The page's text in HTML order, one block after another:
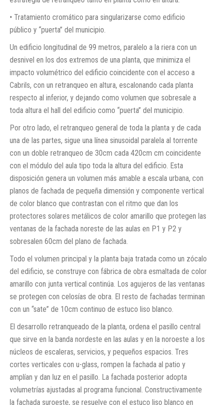
• Tratamiento cromático para singularizarse como edificio
público y “puerta” del municipio.
Un edificio longitudinal de 99 metros, paralelo a la riera con un
desnivel en los dos extremos de una planta, que minimiza el
impacto volumétrico del edificio coincidente con el acceso a
Cabrils, con un retranqueo en altura, escalonando cada planta
respecto al inferior, y dejando como volumen que sobresale a
toda altura el hall del edificio como “puerta” del municipio.
Por otro lado, el retranqueo general de toda la planta y de cada
una de las partes, sigue una línea sinusoidal paralela al torrente
con un doble retranqueo de 30cm cada 420cm cm coincidente
con el módulo del aula tipo toda la altura del edificio. Esta
disposición genera un volumen más amable a escala urbana, con
planos de fachada de pequeña dimensión y componente vertical
de color blanco que contrastan con el ritmo que dan los
protectores solares metálicos de color amarillo que protegen las
ventanas de la fachada noreste de las aulas en P1 y P2 y
sobresalen 60cm del plano de fachada.
Todo el volumen principal y la planta baja tratada como un zócalo
del edificio, se construye con fábrica de obra esmaltada de color
amarillo con junta vertical continúa. Los agujeros de las ventanas
se protegen con celosías de obra. El resto de fachadas terminan
con un “sate” de 10cm continuo de estuco liso blanco.
El desarrollo retranqueado de la planta, ordena el pasillo central
que sirve en la banda nordeste en las aulas y en la noroeste a los
núcleos de escaleras, servicios, y pequeños espacios. Tres
cortes verticales con u-glass, rompen la fachada al patio y
amplían y dan luz en el pasillo. La fachada posterior adopta
volumetrías ajustadas al programa funcional. Constructivamente
la fachada suroeste, se resuelve con el estuco liso blanco en